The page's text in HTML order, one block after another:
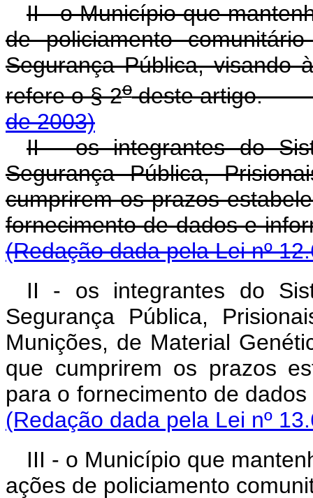
II - o Município que
de policiamento
Segurança Pública, visando
refere o § 2odeste
de 2003)
II - os integrantes do
Segurança Pública,
cumprirem os prazos
fornecimento de
(Redação dada pela Lei nº
II - os integrantes do
Segurança Pública,
Munições, de Material
que cumprirem os prazos
para o fornecimento de
(Redação dada pela Lei nº
III - o Município que
ações de policiamento